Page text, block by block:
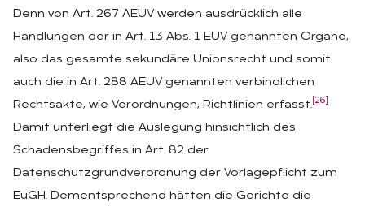
Denn von Art. 267 AEUV werden ausdrücklich alle
Handlungen der in Art. 13 Abs. 1 EUV genannten Organe,
also das gesamte sekundäre Unionsrecht und somit
auch die in Art. 288 AEUV genannten verbindlichen
Rechtsakte, wie Verordnungen, Richtlinien erfasst. [26]
Damit unterliegt die Auslegung hinsichtlich des
Schadensbegriffes in Art. 82 der
Datenschutzgrundverordnung der Vorlagepflicht zum
EuGH. Dementsprechend hätten die Gerichte die